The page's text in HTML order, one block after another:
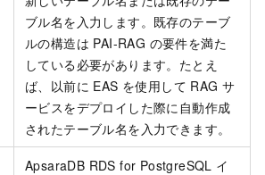
ブル名を入力します。既存のテーブ
ルの構造は PAI-RAG の要件を満た
している必要があります。たとえ
ば、以前に EAS を使用して RAG サ
ービスをデプロイした際に自動作成
されたテーブル名を入力できます。
ApsaraDB RDS for PostgreSQL イ